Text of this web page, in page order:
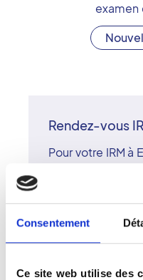
Consentement
Ce site web utilise des
examen
Rendez-vous
Pour votre IRM à
observation
internes sans
examens rapides